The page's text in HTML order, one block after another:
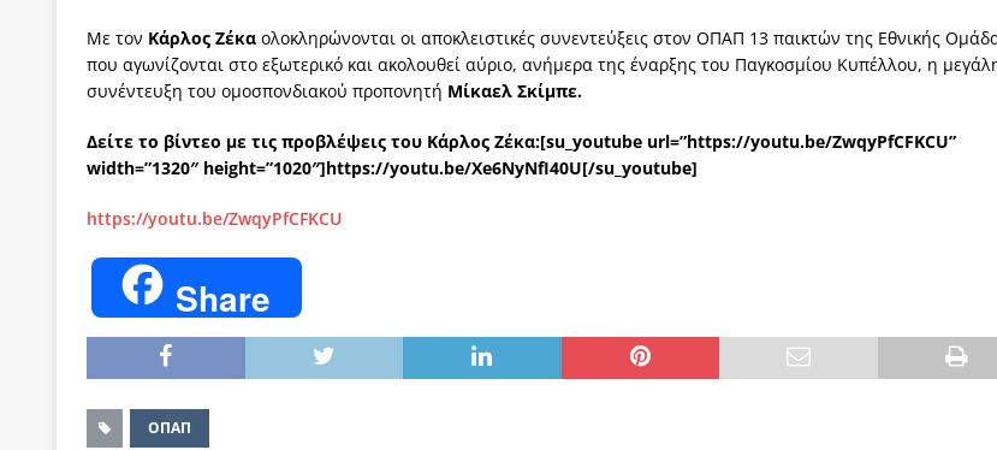
[ 3 Αυγούστου 2026 ]
Το Νομικό DNA του Υπερταμείου και οι Ρήτρες του ESM
ΑΠΟΨΕΙΣ
[ 3 Αυγούστου 2026 ] Το γάλλιο και η γεωπολιτική ισχύς για την Ελλάδα
[ 3 Αυγούστου 2026 ] «Εδοξάσθη κρυπτομένη και εγελοιοποιήθη εμφανιζόμενη»: Το άδοξο βήμα της Μ. Καρυστιανού
ΠΑΡΕΜΒΑΣΕΙΣ
Με τον Κάρλος Ζέκα ολοκληρώνονται οι αποκλειστικές συνεντεύξεις στον ΟΠΑΠ 13 παικτών της Εθνικής
που αγωνίζονται στο εξωτερικό και ακολουθεί αύριο, ανήμερα της έναρξης του Παγκοσμίου Κυπέλλου, η
συνέντευξη του ομοσπονδιακού προπονητή Μίκαελ Σκίμπε.
Δείτε το βίντεο με τις προβλέψεις του Κάρλος Ζέκα:[su_youtube url=”https://youtu.be/ZwqyPfCFKCU”
width=”1320″ height=”1020″]https://youtu.be/Xe6NyNfI40U[/su_youtube]
https://youtu.be/ZwqyPfCFKCU
Share
ΟΠΑΠ